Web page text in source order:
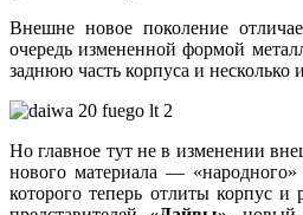
Внешне новое поколение
очередь измененной формой
заднюю часть корпуса и
Но главное тут не в изменении
нового материала — «народного»
которого теперь отлиты корпус